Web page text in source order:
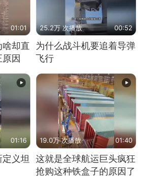
01:01
却直
因
25.2万 次播放 00:52
为什么战斗机要追着导弹
飞行
01:16
义坦
19.0万 次播放 01:40
这就是全球航运巨头疯狂
抢购这种铁盒子的原因了